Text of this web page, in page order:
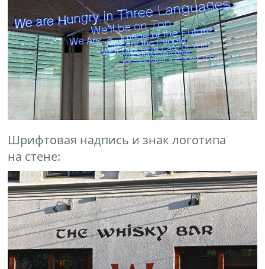
Шрифтовая надпись и знак логотипа
на стене: